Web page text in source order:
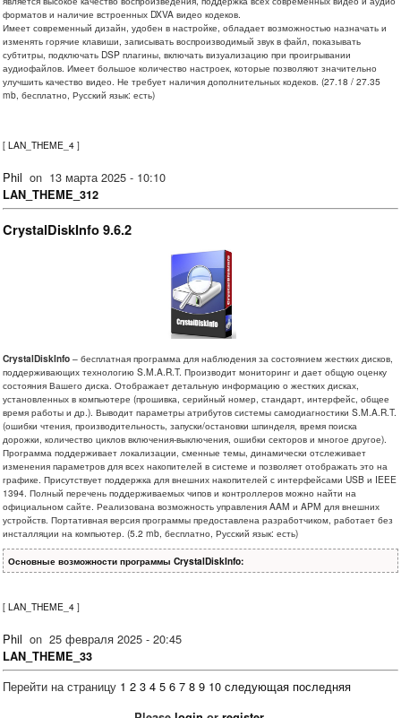
форматов и наличие встроенных DXVA видео кодеков.
Имеет современный дизайн, удобен в настройке, обладает возможностью назначать и
изменять горячие клавиши, записывать воспроизводимый звук в файл, показывать
субтитры, подключать DSP плагины, включать визуализацию при проигрывании
аудиофайлов. Имеет большое количество настроек, которые позволяют значительно
улучшить качество видео. Не требует наличия дополнительных кодеков. (27.18 / 27.35
mb, бесплатно, Русский язык: есть)
[ LAN_THEME_4 ]
Phil on 13 марта 2025 - 10:10
LAN_THEME_312
CrystalDiskInfo 9.6.2
CrystalDiskInfo – бесплатная программа для наблюдения за состоянием жестких дисков,
поддерживающих технологию S.M.A.R.T. Производит мониторинг и дает общую оценку
состояния Вашего диска. Отображает детальную информацию о жестких дисках,
установленных в компьютере (прошивка, серийный номер, стандарт, интерфейс, общее
время работы и др.). Выводит параметры атрибутов системы самодиагностики S.M.A.R.T.
(ошибки чтения, производительность, запуски/остановки шпинделя, время поиска
дорожки, количество циклов включения-выключения, ошибки секторов и многое другое).
Программа поддерживает локализации, сменные темы, динамически отслеживает
изменения параметров для всех накопителей в системе и позволяет отображать это на
графике. Присутствует поддержка для внешних накопителей с интерфейсами USB и IEEE
1394. Полный перечень поддерживаемых чипов и контроллеров можно найти на
официальном сайте. Реализована возможность управления AAM и APM для внешних
устройств. Портативная версия программы предоставлена разработчиком, работает без
инсталляции на компьютер. (5.2 mb, бесплатно, Русский язык: есть)
Основные возможности программы CrystalDiskInfo:
[ LAN_THEME_4 ]
Phil on 25 февраля 2025 - 20:45
LAN_THEME_33
Перейти на страницу 1 2 3 4 5 6 7 8 9 10 следующая последняя